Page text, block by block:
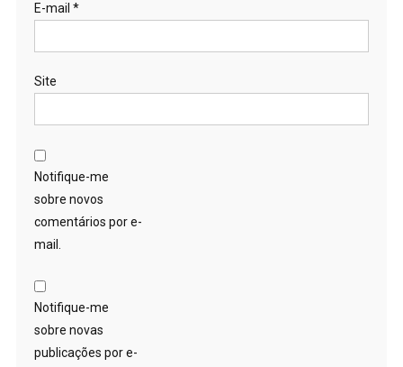
E-mail *
Site
Notifique-me
sobre novos
comentários por e-
mail.
Notifique-me
sobre novas
publicações por e-